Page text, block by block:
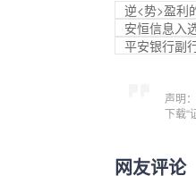
逆<势>盈利
安恒信息入
平安银行副
声明
下载“
网友评论